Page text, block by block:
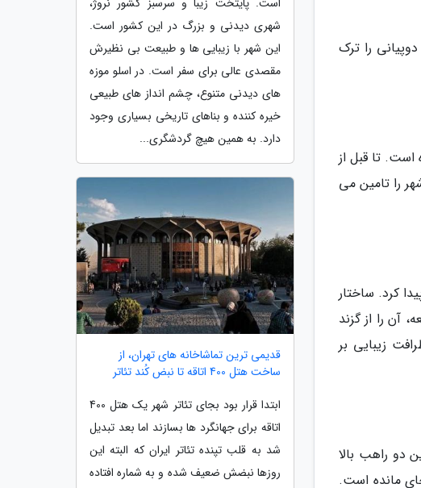
را ترک
مانده است. تا قبل از
امنیت شهر را تامین می
کرد. ساختار
آن را از گزند
زیبایی بر
دو راهب بالا
مانده است.
شهری دیدنی و بزرگ در این کشور است.
این شهر با زیبایی ها و طبیعت بی نظیرش
مقصدی عالی برای سفر است. در اسلو موزه
های دیدنی متنوع، چشم انداز های طبیعی
خیره کننده و بناهای تاریخی بسیاری وجود
دارد. به همین هیچ گردشگری...
قدیمی ترین تماشاخانه های تهران، از
ساخت هتل 400 اتاقه تا نبض کُند تئاتر
ابتدا قرار بود بجای تئاتر شهر یک هتل 400
اتاقه برای جهانگرد ها بسازند اما بعد تبدیل
شد به قلب تپنده تئاتر ایران که البته این
روزها نبضش ضعیف شده و به شماره افتاده